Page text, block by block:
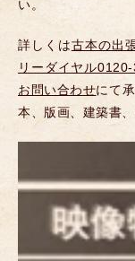
い。
詳しくは古本の出
リーダイヤル
お問い合わせにて
本、版画、建築書